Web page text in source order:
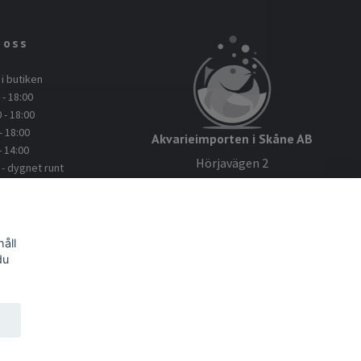
butiken
18:00
- 18:00
18:00
14:00
dygnet runt
Akvarieimporten i Skåne AB
Hörjavägen 2
28234 Tyringe